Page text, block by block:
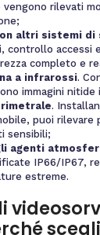
vengono rilevati
altri sistemi di
controllo accessi
completo e
a infrarossi.
immagini nitide
.
puoi rilevare
sensibili;
agenti
IP66/IP67,
estreme.